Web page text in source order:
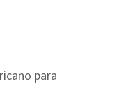
para